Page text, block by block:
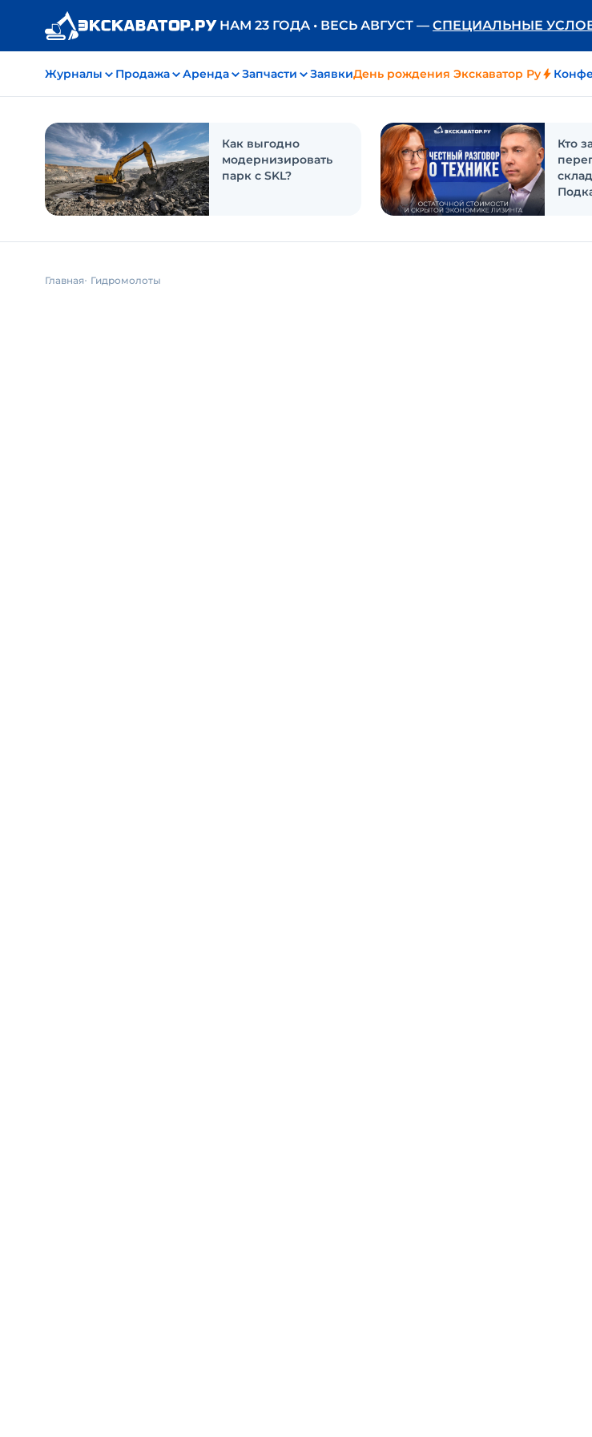
НАМ 23 ГОДА • ВЕСЬ АВГУСТ — СПЕЦИАЛЬНЫЕ
Журналы Продажа Аренда Запчасти ЗаявкиДень рождения Экскаватор Ру
Как выгодно
модернизировать
парк с SKL?
Кто
Главная Гидромолоты